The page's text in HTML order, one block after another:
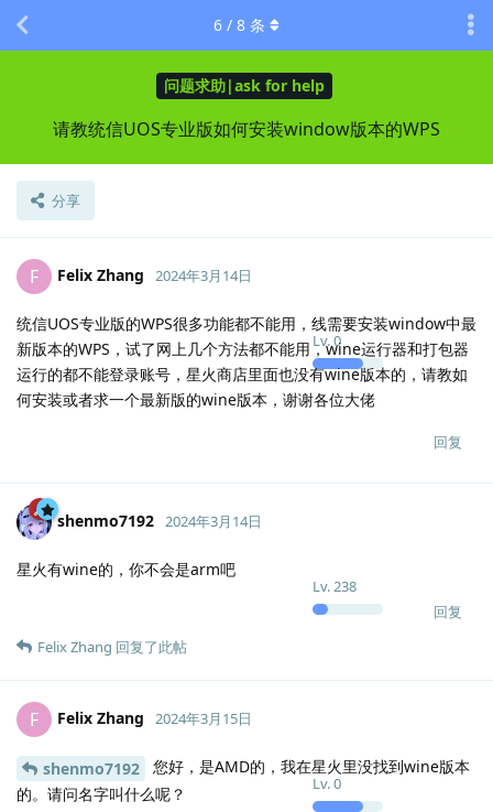
问题求助|ask for help
请教统信UOS专业版如何安装window版本的WPS
分享
6 / 8 条
F Felix Zhang
Lv.0
2024年3月14日
统信UOS专业版的WPS很多功能都不能用，线需要安装window中最
新版本的WPS，试了网上几个方法都不能用，wine运行器和打包器
运行的都不能登录账号，星火商店里面也没有wine版本的，请教如
何安装或者求一个最新版的wine版本，谢谢各位大佬
回复
shenmo7192
Lv.238
2024年3月14日
星火有wine的，你不会是arm吧
回复
Felix Zhang 回复了此帖
F Felix Zhang
Lv.0
2024年3月15日
shenmo7192
您好，是AMD的，我在星火里没找到wine版本
的。请问名字叫什么呢？